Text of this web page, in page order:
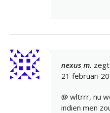
nexus m. zegt:
21 februari
@ wltrrr, nu
indien men